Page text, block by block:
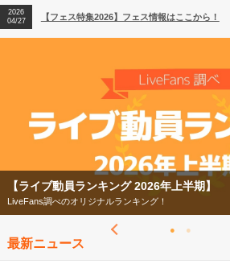
2026
04/27
【フェス特集2026】フェス情報はここから！
2026
【フェス特集2026】
今年もフェスの季節がやってきた！
最新ニュース